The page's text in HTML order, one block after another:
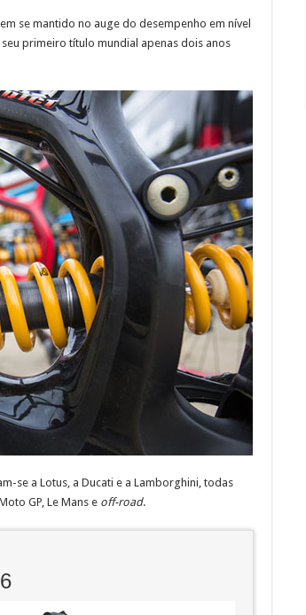
se mantido no auge do desempenho em nível
primeiro título mundial apenas dois anos
se a Lotus, a Ducati e a Lamborghini, todas
GP, Le Mans e off-road.